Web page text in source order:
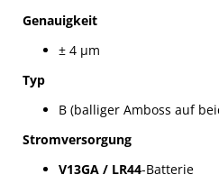
Genauigkeit
± 4 µm
Typ
B (balliger Amboss auf
Stromversorgung
V13GA / LR44-Batterie